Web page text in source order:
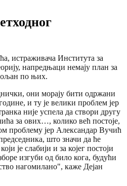
истраживача Института за
напредњаци немају план за
по њих.
они морају бити одржани
и ту је велики проблем јер
није успела да створи другу
за ових…, колико већ постоје,
проблему јер Александар Вучић
што значи да ће
је слабији и за којег постоји
изгуби од било кога, будући
нагомилано", каже Дејан